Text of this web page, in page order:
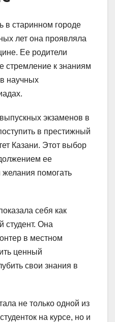
в старинном городе
лет она проявляла
Ее родители
стремление к знаниям
научных
экзаменов в
в престижный
Казани. Этот выбор
ее
помогать
себя как
студент. Она
в местном
ценный
свои знания в
не только одной из
на курсе, но и